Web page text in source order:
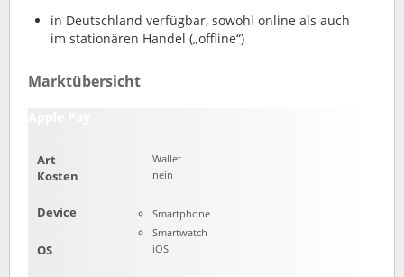
in Deutschland verfügbar, sowohl online als auch
im stationären Handel („offline“)
Marktübersicht
Art Wallet
Kosten nein
Device
Smartphone
Smartwatch
OS iOS